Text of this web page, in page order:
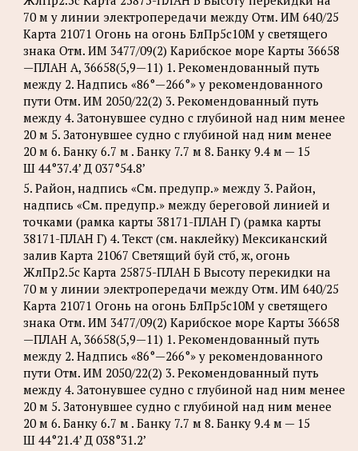
70 м у линии электропередачи между Отм. ИМ 640/25
Карта 21071 Огонь на огонь БлПр5с10М у светящего
знака Отм. ИМ 3477/09(2) Карибское море Карты 36658
—ПЛАН А, 36658(5,9—11) 1. Рекомендованный путь
между 2. Надпись «86°—266°» у рекомендованного
пути Отм. ИМ 2050/22(2) 3. Рекомендованный путь
между 4. Затонувшее судно с глубиной над ним менее
20 м 5. Затонувшее судно с глубиной над ним менее
20 м 6. Банку 6.7 м . Банку 7.7 м 8. Банку 9.4 м — 15
Ш 44°37.4’ Д 037°54.8’
5. Район, надпись «См. предупр.» между 3. Район,
надпись «См. предупр.» между береговой линией и
точками (рамка карты 38171-ПЛАН Г) (рамка карты
38171-ПЛАН Г) 4. Текст (см. наклейку) Мексиканский
залив Карта 21067 Светящий буй стб, ж, огонь
ЖлПр2.5с Карта 25875-ПЛАН Б Высоту перекидки на
70 м у линии электропередачи между Отм. ИМ 640/25
Карта 21071 Огонь на огонь БлПр5с10М у светящего
знака Отм. ИМ 3477/09(2) Карибское море Карты 36658
—ПЛАН А, 36658(5,9—11) 1. Рекомендованный путь
между 2. Надпись «86°—266°» у рекомендованного
пути Отм. ИМ 2050/22(2) 3. Рекомендованный путь
между 4. Затонувшее судно с глубиной над ним менее
20 м 5. Затонувшее судно с глубиной над ним менее
20 м 6. Банку 6.7 м . Банку 7.7 м 8. Банку 9.4 м — 15
Ш 44°21.4’ Д 038°31.2’